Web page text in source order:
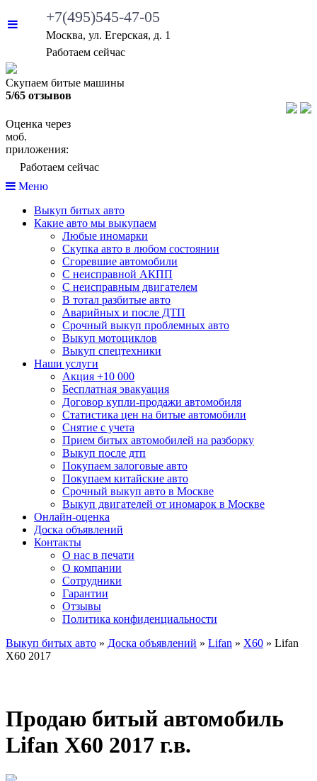
+7(495)545-47-05
Москва, ул. Егерская, д. 1
Работаем сейчас
Скупаем битые машины
5/65 отзывов
Оценка через
моб.
приложения:
Работаем сейчас
Меню
Выкуп битых авто
Какие авто мы выкупаем
Любые иномарки
Скупка авто в любом состоянии
Сгоревшие автомобили
С неисправной АКПП
С неисправным двигателем
В тотал разбитые авто
Аварийных и после ДТП
Срочный выкуп проблемных авто
Выкуп мотоциклов
Выкуп спецтехники
Наши услуги
Акция +10 000
Бесплатная эвакуация
Договор купли-продажи автомобиля
Статистика цен на битые автомобили
Снятие с учета
Прием битых автомобилей на разборку
Выкуп после дтп
Покупаем залоговые авто
Покупаем китайские авто
Срочный выкуп авто в Москве
Выкуп двигателей от иномарок в Москве
Онлайн-оценка
Доска объявлений
Контакты
О нас в печати
О компании
Сотрудники
Гарантии
Отзывы
Политика конфиденциальности
Выкуп битых авто » Доска объявлений » Lifan » X60 » Lifan
X60 2017
Продаю битый автомобиль
Lifan X60 2017 г.в.